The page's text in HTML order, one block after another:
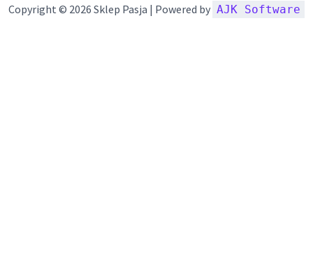
Copyright © 2026 Sklep Pasja | Powered by AJK Software